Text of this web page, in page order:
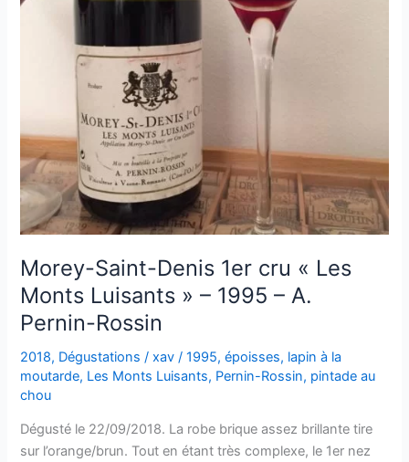
Morey-Saint-Denis 1er cru « Les
Monts Luisants » – 1995 – A.
Pernin-Rossin
2018, Dégustations /xav/1995,époisses, lapin à la
moutarde, Les Monts Luisants, Pernin-Rossin, pintade au
chou
Dégusté le 22/09/2018. La robe brique assez brillante tire
sur l’orange/brun. Tout en étant très complexe, le 1er nez